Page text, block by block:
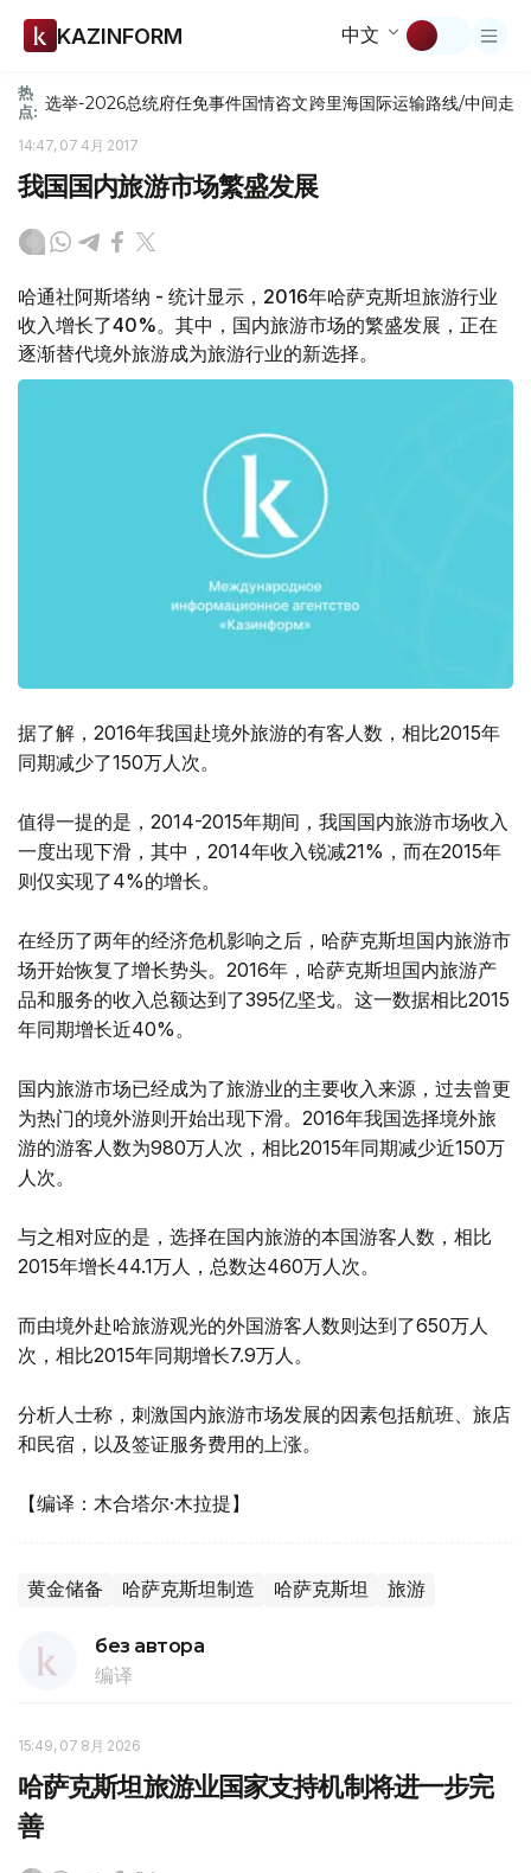
KAZINFORM 中文
热
点: 选举-2026总统府任免事件国情咨文跨里海国际运输路线/中间走廊
14:47, 07 4月 2017
我国国内旅游市场繁盛发展
哈通社阿斯塔纳 - 统计显示，2016年哈萨克斯坦旅游行业
收入增长了40%。其中，国内旅游市场的繁盛发展，正在
逐渐替代境外旅游成为旅游行业的新选择。
据了解，2016年我国赴境外旅游的有客人数，相比2015年
同期减少了150万人次。
值得一提的是，2014-2015年期间，我国国内旅游市场收入
一度出现下滑，其中，2014年收入锐减21%，而在2015年
则仅实现了4%的增长。
在经历了两年的经济危机影响之后，哈萨克斯坦国内旅游市
场开始恢复了增长势头。2016年，哈萨克斯坦国内旅游产
品和服务的收入总额达到了395亿坚戈。这一数据相比2015
年同期增长近40%。
国内旅游市场已经成为了旅游业的主要收入来源，过去曾更
为热门的境外游则开始出现下滑。2016年我国选择境外旅
游的游客人数为980万人次，相比2015年同期减少近150万
人次。
与之相对应的是，选择在国内旅游的本国游客人数，相比
2015年增长44.1万人，总数达460万人次。
而由境外赴哈旅游观光的外国游客人数则达到了650万人
次，相比2015年同期增长7.9万人。
分析人士称，刺激国内旅游市场发展的因素包括航班、旅店
和民宿，以及签证服务费用的上涨。
【编译：木合塔尔·木拉提】
黄金储备 哈萨克斯坦制造 哈萨克斯坦 旅游
без автора
编译
15:49, 07 8月 2026
哈萨克斯坦旅游业国家支持机制将进一步完
善